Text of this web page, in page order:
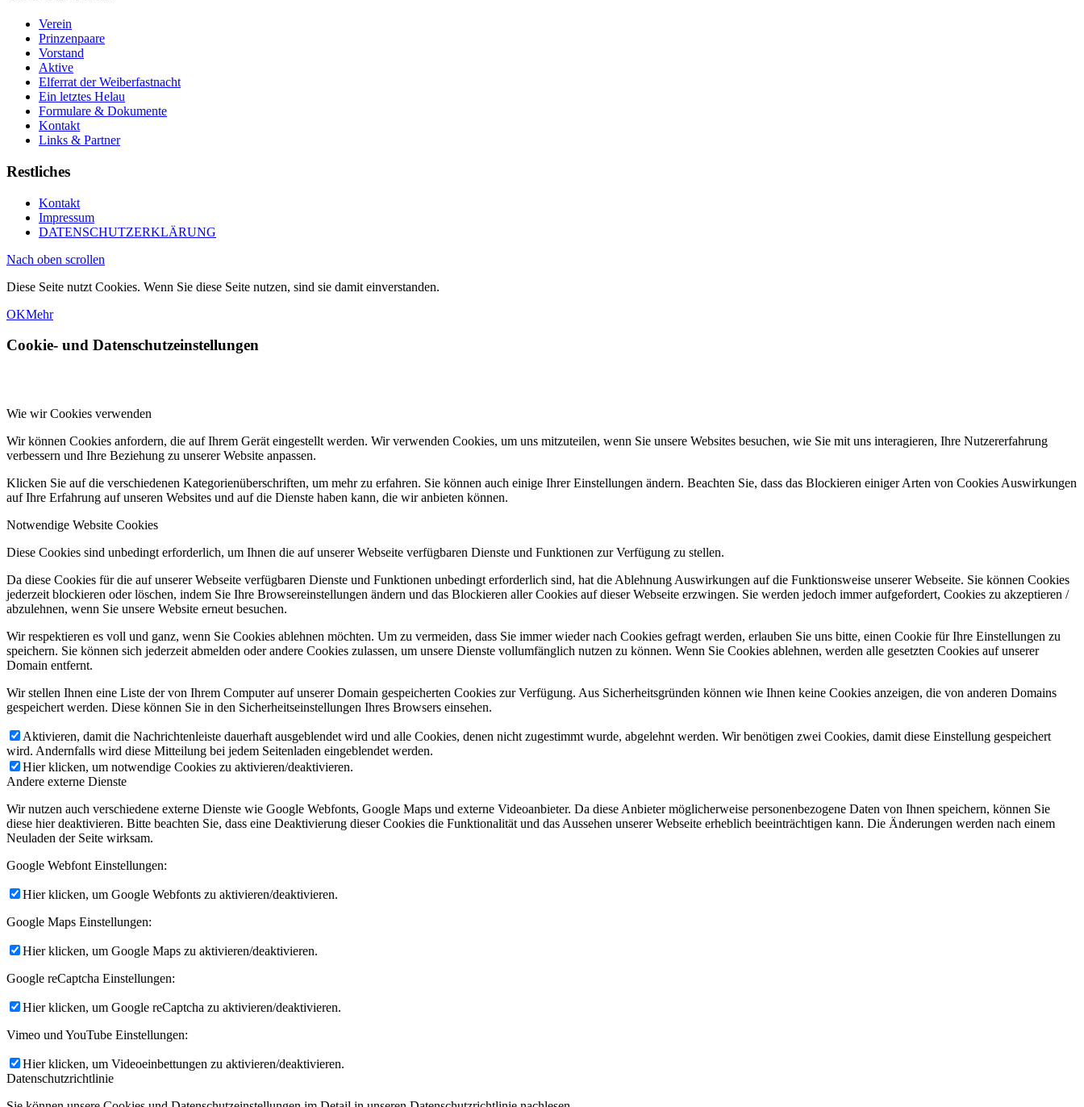
Verein
Prinzenpaare
Vorstand
Aktive
Elferrat der Weiberfastnacht
Ein letztes Helau
Formulare & Dokumente
Kontakt
Links & Partner
Restliches
Kontakt
Impressum
DATENSCHUTZERKLÄRUNG
Nach oben scrollen
Diese Seite nutzt Cookies. Wenn Sie diese Seite nutzen, sind sie damit einverstanden.
OKMehr
Cookie- und Datenschutzeinstellungen
Wie wir Cookies verwenden
Wir können Cookies anfordern, die auf Ihrem Gerät eingestellt werden. Wir verwenden Cookies, um uns mitzuteilen, wenn Sie unsere Websites besuchen, wie Sie mit uns interagieren, Ihre Nutzererfahrung
verbessern und Ihre Beziehung zu unserer Website anpassen.
Klicken Sie auf die verschiedenen Kategorienüberschriften, um mehr zu erfahren. Sie können auch einige Ihrer Einstellungen ändern. Beachten Sie, dass das Blockieren einiger Arten von Cookies Auswirkungen
auf Ihre Erfahrung auf unseren Websites und auf die Dienste haben kann, die wir anbieten können.
Notwendige Website Cookies
Diese Cookies sind unbedingt erforderlich, um Ihnen die auf unserer Webseite verfügbaren Dienste und Funktionen zur Verfügung zu stellen.
Da diese Cookies für die auf unserer Webseite verfügbaren Dienste und Funktionen unbedingt erforderlich sind, hat die Ablehnung Auswirkungen auf die Funktionsweise unserer Webseite. Sie können Cookies
jederzeit blockieren oder löschen, indem Sie Ihre Browsereinstellungen ändern und das Blockieren aller Cookies auf dieser Webseite erzwingen. Sie werden jedoch immer aufgefordert, Cookies zu akzeptieren /
abzulehnen, wenn Sie unsere Website erneut besuchen.
Wir respektieren es voll und ganz, wenn Sie Cookies ablehnen möchten. Um zu vermeiden, dass Sie immer wieder nach Cookies gefragt werden, erlauben Sie uns bitte, einen Cookie für Ihre Einstellungen zu
speichern. Sie können sich jederzeit abmelden oder andere Cookies zulassen, um unsere Dienste vollumfänglich nutzen zu können. Wenn Sie Cookies ablehnen, werden alle gesetzten Cookies auf unserer
Domain entfernt.
Wir stellen Ihnen eine Liste der von Ihrem Computer auf unserer Domain gespeicherten Cookies zur Verfügung. Aus Sicherheitsgründen können wie Ihnen keine Cookies anzeigen, die von anderen Domains
gespeichert werden. Diese können Sie in den Sicherheitseinstellungen Ihres Browsers einsehen.
Aktivieren, damit die Nachrichtenleiste dauerhaft ausgeblendet wird und alle Cookies, denen nicht zugestimmt wurde, abgelehnt werden. Wir benötigen zwei Cookies, damit diese Einstellung gespeichert
wird. Andernfalls wird diese Mitteilung bei jedem Seitenladen eingeblendet werden.
Hier klicken, um notwendige Cookies zu aktivieren/deaktivieren.
Andere externe Dienste
Wir nutzen auch verschiedene externe Dienste wie Google Webfonts, Google Maps und externe Videoanbieter. Da diese Anbieter möglicherweise personenbezogene Daten von Ihnen speichern, können Sie
diese hier deaktivieren. Bitte beachten Sie, dass eine Deaktivierung dieser Cookies die Funktionalität und das Aussehen unserer Webseite erheblich beeinträchtigen kann. Die Änderungen werden nach einem
Neuladen der Seite wirksam.
Google Webfont Einstellungen:
Hier klicken, um Google Webfonts zu aktivieren/deaktivieren.
Google Maps Einstellungen:
Hier klicken, um Google Maps zu aktivieren/deaktivieren.
Google reCaptcha Einstellungen:
Hier klicken, um Google reCaptcha zu aktivieren/deaktivieren.
Vimeo und YouTube Einstellungen:
Hier klicken, um Videoeinbettungen zu aktivieren/deaktivieren.
Datenschutzrichtlinie